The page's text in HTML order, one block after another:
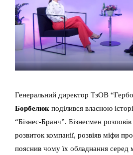
Генеральний директор ТзОВ
Борбелюк поділився власною
“Бізнес-Бранч”. Бізнесмен
розвиток компанії, розвіяв міфи
пояснив чому їх обладнання серед